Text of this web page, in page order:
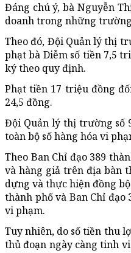
Đáng chú ý, bà Nguyễn
doanh trong những
Theo đó, Đội Quản lý thị
phạt bà Diễm số tiền 7,5
ký theo quy định.
Phạt tiền 17 triệu đồng
24,5 đồng.
Đội Quản lý thị trường số
toàn bộ số hàng hóa vi
Theo Ban Chỉ đạo 389
và hàng giả trên địa bàn
dựng và thực hiện đồng
thành phố và Ban Chỉ
vi phạm.
Tuy nhiên, do số tiền thu
thủ đoạn ngày càng tinh